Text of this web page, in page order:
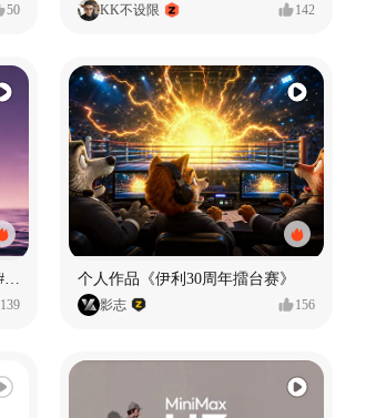
50 KK不设限 142
《If U Want It All》—情绪时差 #MVLAND嘻哈狂欢派对
139
个人作品《伊利30周年擂台赛》
影志 156